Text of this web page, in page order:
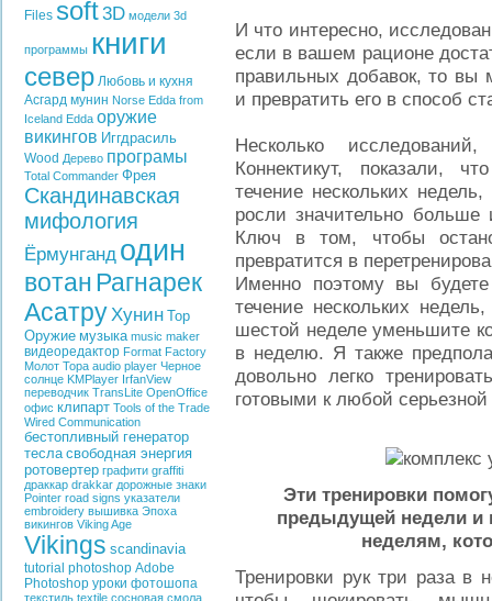
Files soft3D модели 3d
программы книги
север Любовь и кухня
Асгард мунин Norse Edda from
Iceland Edda оружие
викингов Иггдрасиль
Wood Дерево програмы
Total Commander Фрея
Скандинавская
мифология
Ёрмунганд один
вотанРагнарек
АсатруХунин Тор
Оружие музыка music maker
видеоредактор Format Factory
Молот Тора audio player Черное
солнце KMPlayer IrfanView
переводчик TransLite OpenOffice
офис клипарт Tools of the Trade
Wired Communication
бестопливный генератор
тесла свободная энергия
ротовертер графити graffiti
драккар drakkar дорожные знаки
Pointer road signs указатели
embroidery вышивка Эпоха
викингов Viking Age
Vikings scandinavia
tutorial photoshop Adobe
Photoshop уроки фотошопа
текстиль textile сосновая смола
И что интересно,
если в вашем рационе
правильных добавок, то вы
и превратить его в способ
Несколько
Коннектикут, показали,
течение нескольких
росли значительно больше
Ключ в том, чтобы
превратится в
Именно поэтому вы
течение нескольких
шестой неделе уменьшите
в неделю. Я также
довольно легко
готовыми к любой
Эти тренировки
предыдущей недели и
неделям,
Тренировки рук три раза в